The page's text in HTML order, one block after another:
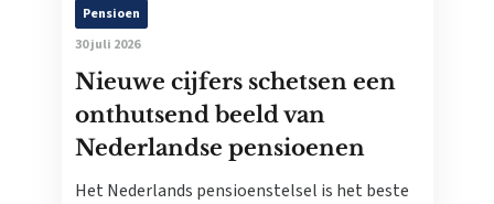
Pensioen
30 juli 2026
Nieuwe cijfers schetsen een
onthutsend beeld van
Nederlandse pensioenen
Het Nederlands pensioenstelsel is het beste